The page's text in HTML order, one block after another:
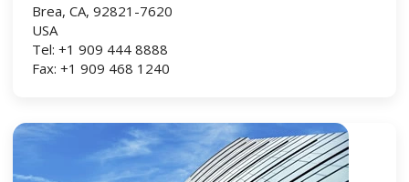
Brea, CA, 92821-7620
USA
Tel: +1 909 444 8888
Fax: +1 909 468 1240